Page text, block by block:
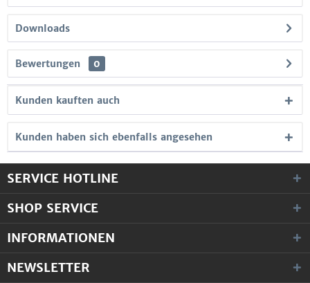
Downloads
Bewertungen 0
Kunden kauften auch
Kunden haben sich ebenfalls angesehen
SERVICE HOTLINE
SHOP SERVICE
INFORMATIONEN
NEWSLETTER